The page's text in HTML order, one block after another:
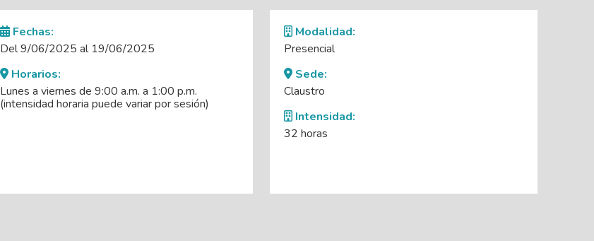
Fechas:
Del 9/06/2025 al 19/06/2025
Horarios:
Lunes a viernes de 9:00 a.m. a 1:00 p.m.
(intensidad horaria puede variar por sesión)
Modalidad:
Presencial
Sede:
Claustro
Intensidad:
32 horas